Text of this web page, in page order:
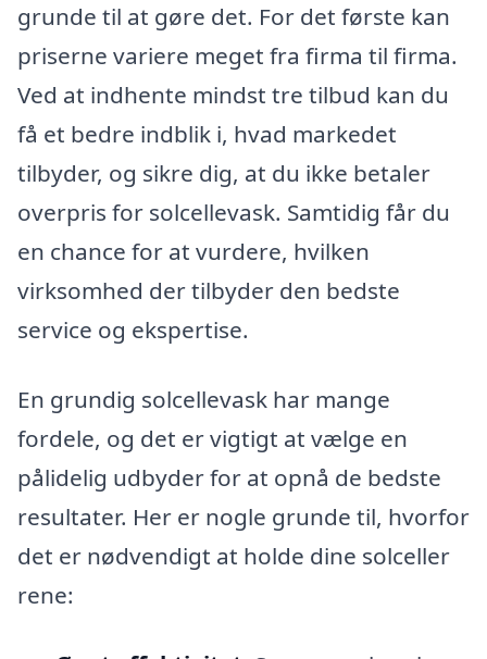
grunde til at gøre det. For det første kan
priserne variere meget fra firma til firma.
Ved at indhente mindst tre tilbud kan du
få et bedre indblik i, hvad markedet
tilbyder, og sikre dig, at du ikke betaler
overpris for solcellevask. Samtidig får du
en chance for at vurdere, hvilken
virksomhed der tilbyder den bedste
service og ekspertise.
En grundig solcellevask har mange
fordele, og det er vigtigt at vælge en
pålidelig udbyder for at opnå de bedste
resultater. Her er nogle grunde til, hvorfor
det er nødvendigt at holde dine solceller
rene: